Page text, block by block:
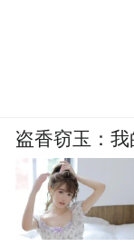
盗香窃玉：